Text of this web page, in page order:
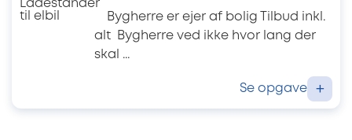
Bygherre er ejer af bolig Tilbud inkl.
alt Bygherre ved ikke hvor lang der
skal ...
Se opgave +